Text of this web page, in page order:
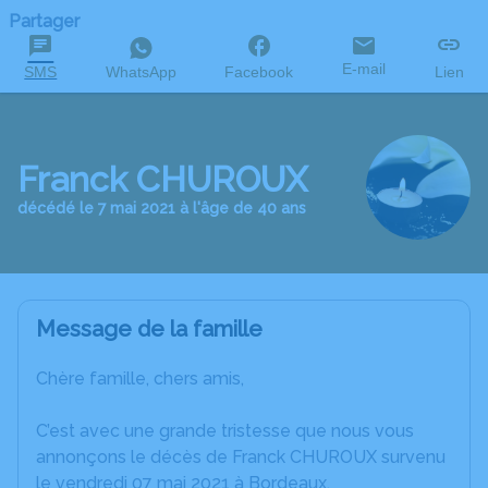
Partager
SMS WhatsApp Facebook E-mail Lien
Franck CHUROUX
décédé le 7 mai 2021 à l'âge de 40 ans
Message de la famille
Chère famille, chers amis,
C’est avec une grande tristesse que nous vous
annonçons le décès de Franck CHUROUX survenu
le vendredi 07 mai 2021 à Bordeaux.